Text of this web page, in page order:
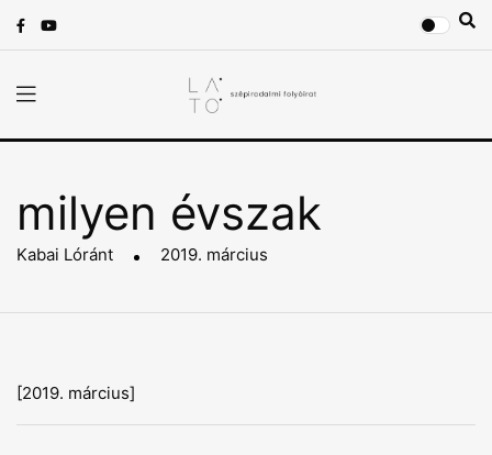
milyen évszak
Kabai Lóránt 2019. március
[2019. március]